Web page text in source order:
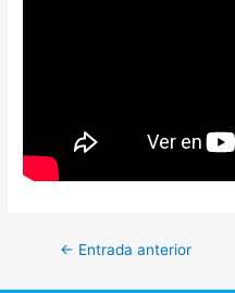
Navegación
de
← Entrada anterior